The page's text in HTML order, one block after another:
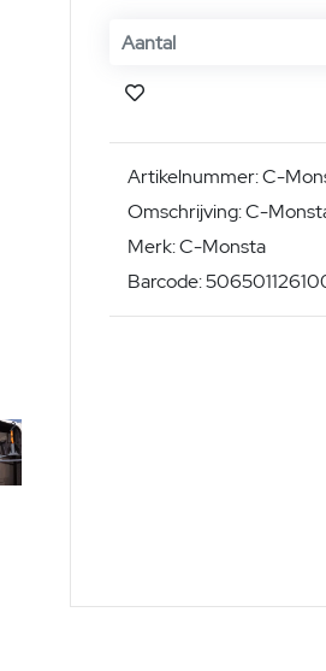
Artikelnummer: C-
Omschrijving: C-
Merk: C-Monsta
Barcode: